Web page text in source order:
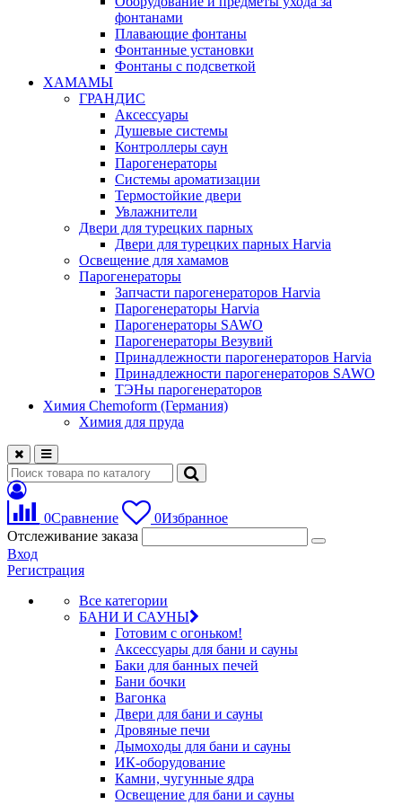
фонтанами
Плавающие фонтаны
Фонтанные установки
Фонтаны с подсветкой
ХАМАМЫ
ГРАНДИС
Аксессуары
Душевые системы
Контроллеры саун
Парогенераторы
Системы ароматизации
Термостойкие двери
Увлажнители
Двери для турецких парных
Двери для турецких парных Harvia
Освещение для хамамов
Парогенераторы
Запчасти парогенераторов Harvia
Парогенераторы Harvia
Парогенераторы SAWO
Парогенераторы Везувий
Принадлежности парогенераторов Harvia
Принадлежности парогенераторов SAWO
ТЭНы парогенераторов
Химия Chemoform (Германия)
Химия для пруда
0Сравнение 0Избранное
Отслеживание заказа
Вход
Регистрация
Все категории
БАНИ И САУНЫ
Готовим с огоньком!
Аксессуары для бани и сауны
Баки для банных печей
Бани бочки
Вагонка
Двери для бани и сауны
Дровяные печи
Дымоходы для бани и сауны
ИК-оборудование
Камни, чугунные ядра
Освещение для бани и сауны